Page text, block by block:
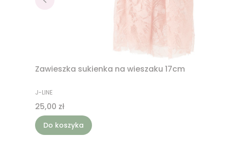
Zawieszka sukienka na wieszaku 17cm
PRODUCENT
J-LINE
Cena
25,00 zł
Do koszyka